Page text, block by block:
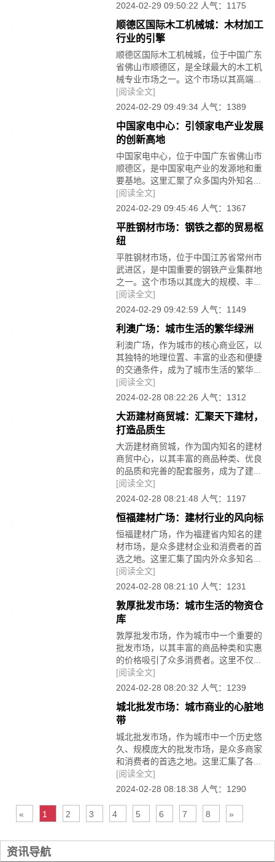
2024-02-29 09:50:22 人气：1175
顺德区国际木工机械城：木材加工
行业的引擎
顺德区国际木工机械城，位于中国广东
省佛山市顺德区，是全球最大的木工机
械专业市场之一。这个市场以其高端...
[阅读全文]
2024-02-29 09:49:34 人气：1389
中国家电中心：引领家电产业发展
的创新高地
中国家电中心，位于中国广东省佛山市
顺德区，是中国家电产业的发源地和重
要基地。这里汇聚了众多国内外知名...
[阅读全文]
2024-02-29 09:45:46 人气：1367
平胜钢材市场：钢铁之都的贸易枢
纽
平胜钢材市场，位于中国江苏省常州市
武进区，是中国重要的钢铁产业集群地
之一。这个市场以其庞大的规模、丰...
[阅读全文]
2024-02-29 09:42:59 人气：1149
利澳广场：城市生活的繁华绿洲
利澳广场，作为城市的核心商业区，以
其独特的地理位置、丰富的业态和便捷
的交通条件，成为了城市生活的繁华...
[阅读全文]
2024-02-28 08:22:26 人气：1312
大沥建材商贸城：汇聚天下建材，
打造品质生
大沥建材商贸城，作为国内知名的建材
商贸中心，以其丰富的商品种类、优良
的品质和完善的配套服务，成为了建...
[阅读全文]
2024-02-28 08:21:48 人气：1197
恒福建材广场：建材行业的风向标
恒福建材广场，作为福建省内知名的建
材市场，是众多建材企业和消费者的首
选之地。这里汇集了国内外众多知名...
[阅读全文]
2024-02-28 08:21:10 人气：1231
敦厚批发市场：城市生活的物资仓
库
敦厚批发市场，作为城市中一个重要的
批发市场，以其丰富的商品种类和实惠
的价格吸引了众多消费者。这里不仅...
[阅读全文]
2024-02-28 08:20:32 人气：1239
城北批发市场：城市商业的心脏地
带
城北批发市场，作为城市中一个历史悠
久、规模庞大的批发市场，是众多商家
和消费者的首选之地。这里汇集了各...
[阅读全文]
2024-02-28 08:18:38 人气：1290
« 1 2 3 4 5 6 7 8 »
资讯导航